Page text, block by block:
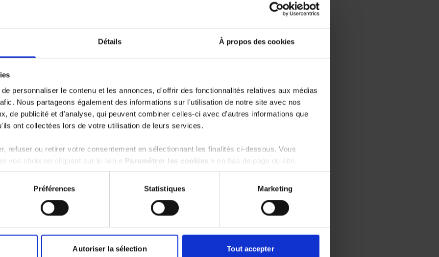
Détails À propos des cookies
personnaliser le contenu et les annonces, d'offrir des fonctionnalités relatives aux médias
Nous partageons également des informations sur l'utilisation de notre site avec nos
de publicité et d'analyse, qui peuvent combiner celles-ci avec d'autres informations que
ont collectées lors de votre utilisation de leurs services.
refuser ou retirer votre consentement en sélectionnant les finalités ci-dessous. Vous
vos choix en cliquant sur le lien « Paramétrer les cookies » en bas de page du site.
Préférences Statistiques Marketing
Autoriser la sélection Tout accepter
de travailler chez nous
à leur arrivée chez
2024
est essentiel, les avantages à nous
réguliers ;
vos compétences ;
agence ;
défini avec vous afin de s’adapter